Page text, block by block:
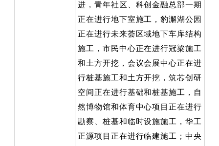
进，青年社区、科创金融总部一期
正在进行地下室施工，豹澥湖公园
正在进行未来荟区域地下车库结构
施工，市民中心正在进行冠梁施工
和土方开挖，会议会展中心正在进
行桩基施工和土方开挖，筑芯创研
空间正在进行基础和桩基施工，自
然博物馆和体育中心项目正在进行
勘察、桩基和临时设施施工，华工
正源项目正在进行临建施工；中央